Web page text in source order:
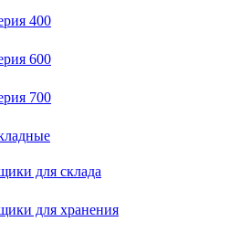
400
600
700
для склада
для хранения